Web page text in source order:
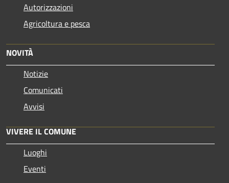
Autorizzazioni
Agricoltura e pesca
NOVITÀ
Notizie
Comunicati
Avvisi
VIVERE IL COMUNE
Luoghi
Eventi